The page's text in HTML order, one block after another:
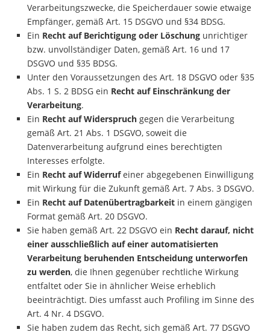
Verarbeitungszwecke, die Speicherdauer sowie etwaige
Empfänger, gemäß Art. 15 DSGVO und §34 BDSG.
Ein Recht auf Berichtigung oder Löschung unrichtiger
bzw. unvollständiger Daten, gemäß Art. 16 und 17
DSGVO und §35 BDSG.
Unter den Voraussetzungen des Art. 18 DSGVO oder §35
Abs. 1 S. 2 BDSG ein Recht auf Einschränkung der
Verarbeitung.
Ein Recht auf Widerspruch gegen die Verarbeitung
gemäß Art. 21 Abs. 1 DSGVO, soweit die
Datenverarbeitung aufgrund eines berechtigten
Interesses erfolgte.
Ein Recht auf Widerrufeiner abgegebenen Einwilligung
mit Wirkung für die Zukunft gemäß Art. 7 Abs. 3 DSGVO.
Ein Recht auf Datenübertragbarkeit in einem gängigen
Format gemäß Art. 20 DSGVO.
Sie haben gemäß Art. 22 DSGVO ein Recht darauf, nicht
einer ausschließlich auf einer automatisierten
Verarbeitung beruhenden Entscheidung unterworfen
zu werden, die Ihnen gegenüber rechtliche Wirkung
entfaltet oder Sie in ähnlicher Weise erheblich
beeinträchtigt. Dies umfasst auch Profiling im Sinne des
Art. 4 Nr. 4 DSGVO.
Sie haben zudem das Recht, sich gemäß Art. 77 DSGVO